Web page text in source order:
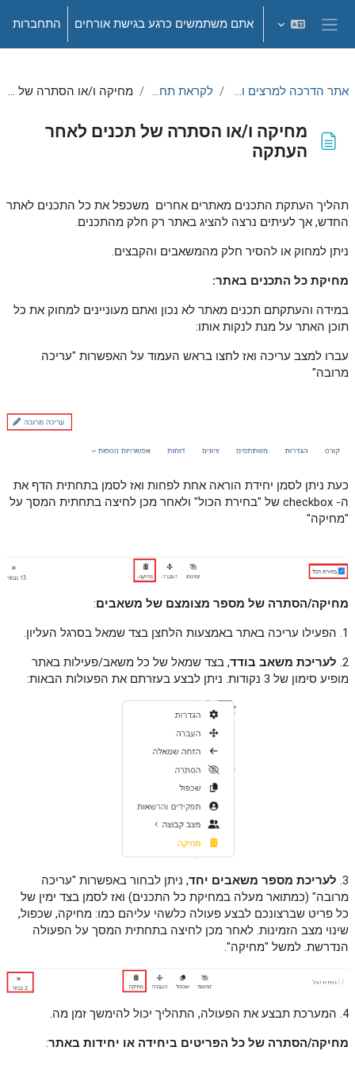
חלון סקירה צדדי
אתם משתמשים כרגע בגישת אורחים התחברות
אתר הדרכה למרצים ומתרגלים - תשפ"ה לקראת תחילת סמסטר מחיקה ו/או הסתרה של תכנים לאחר העתקה
מחיקה ו/או הסתרה של תכנים לאחר
העתקה
תהליך העתקת התכנים מאתרים אחרים משכפל את כל התכנים לאתר
החדש, אך לעיתים נרצה להציג באתר רק חלק מהתכנים.
ניתן למחוק או להסיר חלק מהמשאבים והקבצים.
מחיקת כל התכנים באתר:
במידה והעתקתם תכנים מאתר לא נכון ואתם מעוניינים למחוק את כל
תוכן האתר על מנת לנקות אותו:
עברו למצב עריכה ואז לחצו בראש העמוד על האפשרות "עריכה
מרובה"
כעת ניתן לסמן יחידת הוראה אחת לפחות ואז לסמן בתחתית הדף את
ה- checkbox של "בחירת הכול" ולאחר מכן לחיצה בתחתית המסך על
"מחיקה"
מחיקה/הסתרה של מספר מצומצם של משאבים:
1. הפעילו עריכה באתר באמצעות הלחצן בצד שמאל בסרגל העליון.
2. לעריכת משאב בודד, בצד שמאל של כל משאב/פעילות באתר
מופיע סימון של 3 נקודות. ניתן לבצע בעזרתם את הפעולות הבאות:
3. לעריכת מספר משאבים יחד, ניתן לבחור באפשרות "עריכה
מרובה" (כמתואר מעלה במחיקת כל התכנים) ואז לסמן בצד ימין של
כל פריט שברצונכם לבצע פעולה כלשהי עליהם כמו: מחיקה, שכפול,
שינוי מצב הזמינות. לאחר מכן לחיצה בתחתית המסך על הפעולה
הנדרשת. למשל "מחיקה".
4. המערכת תבצע את הפעולה, התהליך יכול להימשך זמן מה.
מחיקה/הסתרה של כל הפריטים ביחידה או יחידות באתר: